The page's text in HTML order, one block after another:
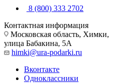
8 (800) 333 2702
Контактная информация
Московская область, Химки,
улица Бабакина, 5А
himki@ura-podarki.ru
Вконтакте
Одноклассники